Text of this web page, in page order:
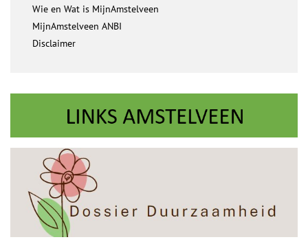
Wie en Wat is MijnAmstelveen
MijnAmstelveen ANBI
Disclaimer